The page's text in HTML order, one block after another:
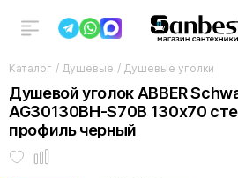
Каталог / Душевые / Душевые уголки
Душевой уголок ABBER
AG30130BH-S70B 130х70
профиль черный